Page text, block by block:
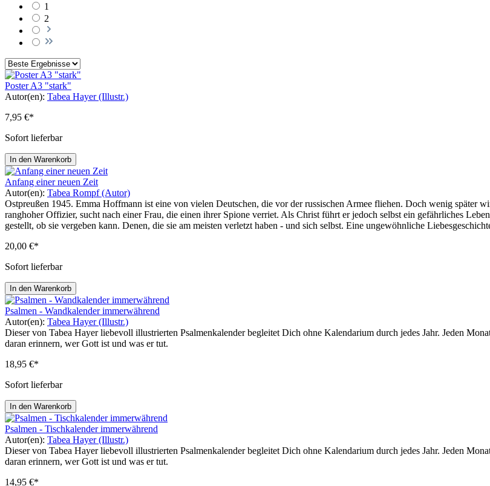
1
2
Poster A3 "stark"
Autor(en): Tabea Hayer (Illustr.)
7,95 €*
Sofort lieferbar
In den Warenkorb
Anfang einer neuen Zeit
Autor(en): Tabea Rompf (Autor)
Ostpreußen 1945. Emma Hoffmann ist eine von vielen Deutschen, die vor der russischen Armee fliehen. Doch wenig später
ranghoher Offizier, sucht nach einer Frau, die einen ihrer Spione verriet. Als Christ führt er jedoch selbst ein gefährliches
gestellt, ob sie vergeben kann. Denen, die sie am meisten verletzt haben - und sich selbst. Eine ungewöhnliche
20,00 €*
Sofort lieferbar
In den Warenkorb
Psalmen - Wandkalender immerwährend
Autor(en): Tabea Hayer (Illustr.)
Dieser von Tabea Hayer liebevoll illustrierten Psalmenkalender begleitet Dich ohne Kalendarium durch jedes Jahr. Jeden
daran erinnern, wer Gott ist und was er tut.
18,95 €*
Sofort lieferbar
In den Warenkorb
Psalmen - Tischkalender immerwährend
Autor(en): Tabea Hayer (Illustr.)
Dieser von Tabea Hayer liebevoll illustrierten Psalmenkalender begleitet Dich ohne Kalendarium durch jedes Jahr. Jeden
daran erinnern, wer Gott ist und was er tut.
14,95 €*